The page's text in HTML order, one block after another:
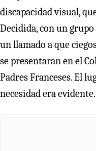
discapacidad visual,
Decidida, con un
un llamado a que
se presentaran en el
Padres Franceses. El
necesidad era evidente.